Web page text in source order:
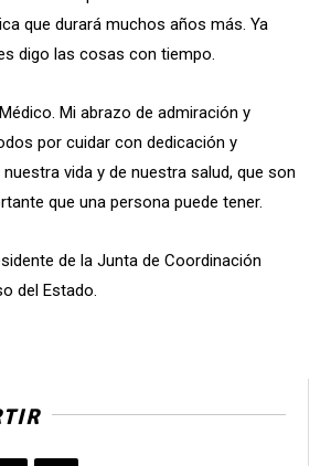
que durará muchos años más. Ya
digo las cosas con tiempo.
Mi abrazo de admiración y
por cuidar con dedicación y
vida y de nuestra salud, que son
que una persona puede tener.
de la Junta de Coordinación
del Estado.